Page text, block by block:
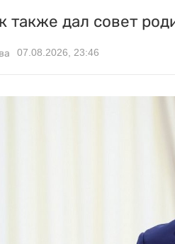
также дал совет
07.08.2026, 23:46